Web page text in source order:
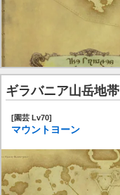
ギラバニア山岳地帯
[園芸 Lv70]
マウントヨーン